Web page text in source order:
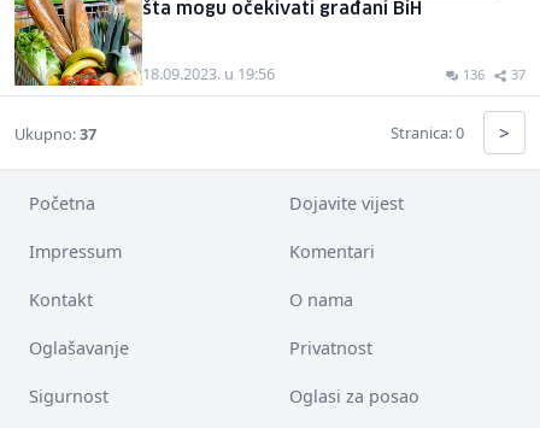
šta mogu očekivati građani BiH
18.09.2023. u 19:56 136 37
Ukupno:37 Stranica: 0 >
Početna Dojavite vijest
Impressum Komentari
Kontakt O nama
Oglašavanje Privatnost
Sigurnost Oglasi za posao